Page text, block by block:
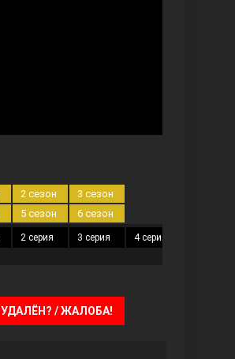
2 сезон
3 сезон
5 сезон 6 сезон
2 серия 3 серия 4 серия
УДАЛЁН? / ЖАЛОБА!